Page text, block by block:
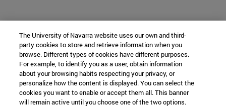
The University of Navarra website uses our own and third-
party cookies to store and retrieve information when you
browse. Different types of cookies have different purposes.
For example, to identify you as a user, obtain information
about your browsing habits respecting your privacy, or
personalize how the content is displayed. You can select the
cookies you want to enable or accept them all. This banner
will remain active until you choose one of the two options.